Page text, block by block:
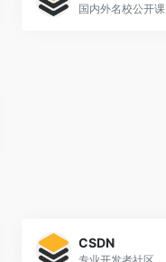
国内外名校公开课
CSDN
专业开发者社区